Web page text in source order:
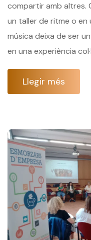
compartir amb altres.
un taller de ritme o en
música deixa de ser
en una experiència
Llegir més